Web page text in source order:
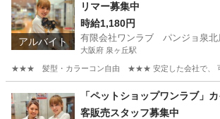
アルバイト
リマー募集中
時給1,180円
有限会社ワンラブ パンジョ泉北
大阪府 泉ヶ丘駅
★★★ 髪型・カラーコン自由 ★★★ 安定した会社で、 可愛
泉ヶ丘駅 動物
「ペットショップワンラブ」
客販売スタッフ募集中